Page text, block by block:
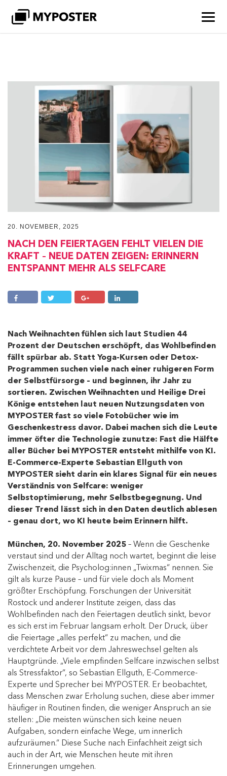
20. NOVEMBER, 2025
NACH DEN FEIERTAGEN FEHLT VIELEN DIE
KRAFT – NEUE DATEN ZEIGEN: ERINNERN
ENTSPANNT MEHR ALS SELFCARE
Nach Weihnachten fühlen sich laut Studien 44
Prozent der Deutschen erschöpft, das Wohlbefinden
fällt spürbar ab. Statt Yoga-Kursen oder Detox-
Programmen suchen viele nach einer ruhigeren Form
der Selbstfürsorge – und beginnen, ihr Jahr zu
sortieren. Zwischen Weihnachten und Heilige Drei
Könige entstehen laut neuen Nutzungsdaten von
MYPOSTER fast so viele Fotobücher wie im
Geschenkestress davor. Dabei machen sich die Leute
immer öfter die Technologie zunutze: Fast die Hälfte
aller Bücher bei MYPOSTER entsteht mithilfe von KI.
E-Commerce-Experte Sebastian Ellguth von
MYPOSTER sieht darin ein klares Signal für ein neues
Verständnis von Selfcare: weniger
Selbstoptimierung, mehr Selbstbegegnung. Und
dieser Trend lässt sich in den Daten deutlich ablesen
– genau dort, wo KI heute beim Erinnern hilft.
München, 20. November 2025 – Wenn die Geschenke
verstaut sind und der Alltag noch wartet, beginnt die leise
Zwischenzeit, die Psycholog:innen „Twixmas“ nennen. Sie
gilt als kurze Pause – und für viele doch als Moment
größter Erschöpfung. Forschungen der Universität
Rostock und anderer Institute zeigen, dass das
Wohlbefinden nach den Feiertagen deutlich sinkt, bevor
es sich erst im Februar langsam erholt. Der Druck, über
die Feiertage „alles perfekt“ zu machen, und die
verdichtete Arbeit vor dem Jahreswechsel gelten als
Hauptgründe. „Viele empfinden Selfcare inzwischen selbst
als Stressfaktor“, so Sebastian Ellguth, E-Commerce-
Experte und Sprecher bei MYPOSTER. Er beobachtet,
dass Menschen zwar Erholung suchen, diese aber immer
häufiger in Routinen finden, die weniger Anspruch an sie
stellen: „Die meisten wünschen sich keine neuen
Aufgaben, sondern einfache Wege, um innerlich
aufzuräumen.“ Diese Suche nach Einfachheit zeigt sich
auch in der Art, wie Menschen heute mit ihren
Erinnerungen umgehen.